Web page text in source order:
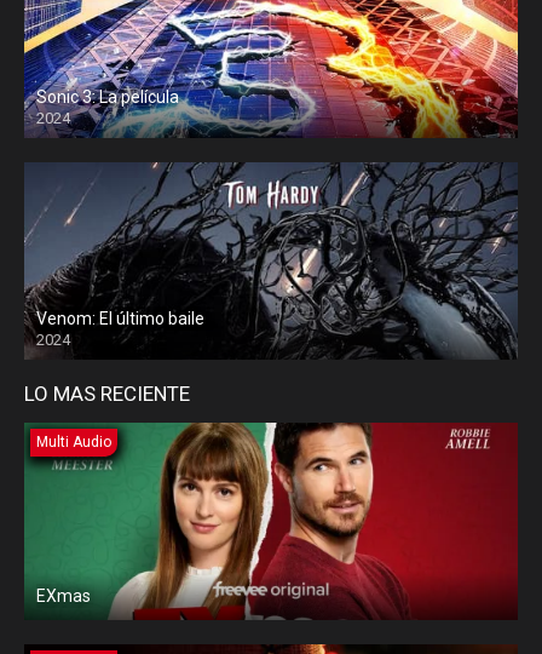
Sonic 3: La película
2024
Venom: El último baile
2024
LO MAS RECIENTE
Multi Audio
EXmas